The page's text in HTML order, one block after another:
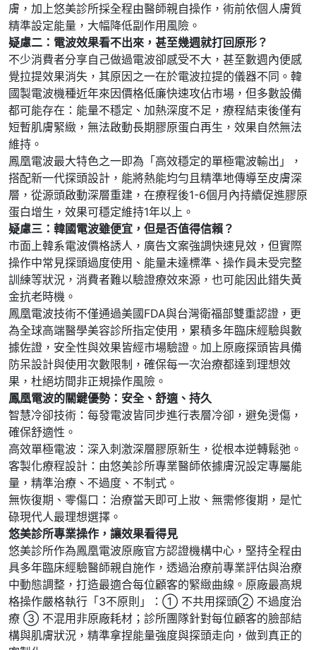
膚，加上悠美診所採全程由醫師親自操作，術前依個人膚質
精準設定能量，大幅降低副作用風險。
疑慮二：電波效果看不出來，甚至幾週就打回原形？
不少消費者分享自己做過電波卻感受不大，甚至數週內便感
覺拉提效果消失，其原因之一在於電波拉提的儀器不同。韓
國製電波機種近年來因價格低廉快速攻佔市場，但多數設備
都可能存在：能量不穩定、加熱深度不足，療程結束後僅有
短暫肌膚緊緻，無法啟動長期膠原蛋白再生，效果自然無法
維持。
鳳凰電波最大特色之一即為「高效穩定的單極電波輸出」，
搭配新一代探頭設計，能將熱能均勻且精準地傳導至皮膚深
層，從源頭啟動深層重建，在療程後1-6個月內持續促進膠原
蛋白增生，效果可穩定維持1年以上。
疑慮三：韓國電波雖便宜，但是否值得信賴？
市面上韓系電波價格誘人，廣告文案強調快速見效，但實際
操作中常見探頭過度使用、能量未達標準、操作員未受完整
訓練等狀況，消費者難以驗證療效來源，也可能因此錯失黃
金抗老時機。
鳳凰電波技術不僅通過美國FDA與台灣衛福部雙重認證，更
為全球高端醫學美容診所指定使用，累積多年臨床經驗與數
據佐證，安全性與效果皆經市場驗證。加上原廠探頭皆具備
防呆設計與使用次數限制，確保每一次治療都達到理想效
果，杜絕坊間非正規操作風險。
鳳凰電波的關鍵優勢：安全、舒適、持久
智慧冷卻技術：每發電波皆同步進行表層冷卻，避免燙傷，
確保舒適性。
高效單極電波：深入刺激深層膠原新生，從根本逆轉鬆弛。
客製化療程設計：由悠美診所專業醫師依據膚況設定專屬能
量，精準治療、不過度、不制式。
無恢復期、零傷口：治療當天即可上妝、無需修復期，是忙
碌現代人最理想選擇。
悠美診所專業操作，讓效果看得見
悠美診所作為鳳凰電波原廠官方認證機構中心，堅持全程由
具多年臨床經驗醫師親自施作，透過治療前專業評估與治療
中動態調整，打造最適合每位顧客的緊緻曲線。原廠最高規
格操作嚴格執行「3不原則」：① 不共用探頭② 不過度治
療 ③ 不混用非原廠耗材；診所團隊針對每位顧客的臉部結
構與肌膚狀況，精準拿捏能量強度與探頭走向，做到真正的